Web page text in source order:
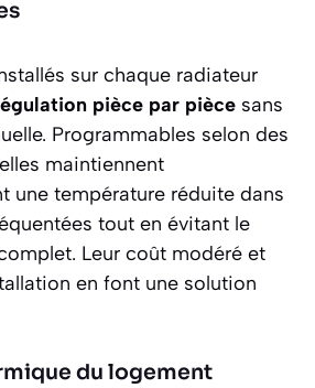
sur chaque radiateur
pièce par pièce sans
Programmables selon des
maintiennent
une température réduite dans
tout en évitant le
Leur coût modéré et
en font une solution
du logement